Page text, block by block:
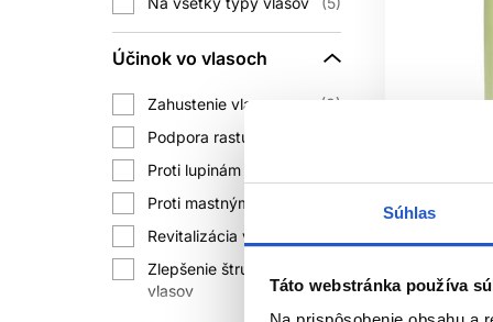
Súhlas
Táto webstránka používa
Účinok vo vlasoch
Zahustenie vlasov
8
Podpora rastu vlasov
Proti lupinám
Proti mastným vlasom
Revitalizácia vlasov
Zlepšenie štruktúry
vlasov
3
Subrina
Šampóny
vlasy